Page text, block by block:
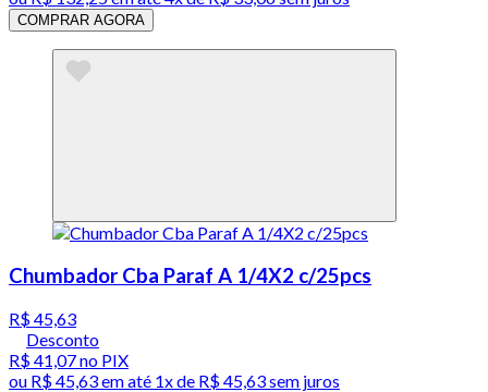
COMPRAR AGORA
Chumbador Cba Paraf A 1/4X2 c/25pcs
R$ 45,63
Desconto
R$ 41,07no PIX
ou R$ 45,63em até 1x de R$ 45,63sem juros